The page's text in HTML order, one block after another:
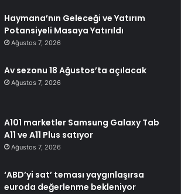
Haymana’nın Geleceği ve Yatırım
Potansiyeli Masaya Yatırıldı
Ağustos 7, 2026
Av sezonu 18 Ağustos’ta açılacak
Ağustos 7, 2026
A101 marketler Samsung Galaxy Tab
A11 ve A11 Plus satıyor
Ağustos 7, 2026
‘ABD’yi sat’ teması yaygınlaşırsa
euroda değerlenme bekleniyor